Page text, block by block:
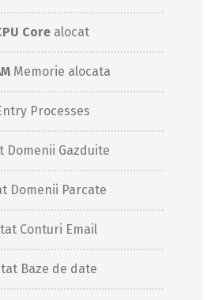
Core alocat
Memorie alocata
Processes
Domenii Gazduite
Domenii Parcate
Conturi Email
Baze de date